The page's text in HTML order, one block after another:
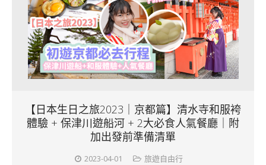
【日本生日之旅2023｜京都篇】清水寺和服袴
體驗 + 保津川遊船河 + 2大必食人氣餐廳｜附
加出發前準備清單
2023-04-01 旅遊自由行